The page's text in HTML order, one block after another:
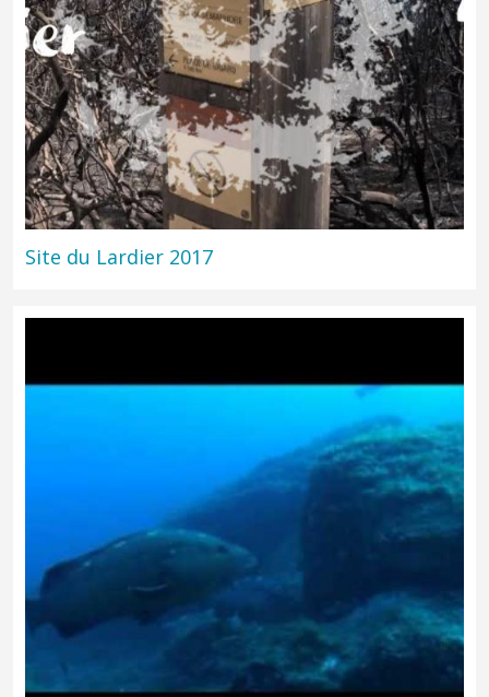
Site du Lardier 2017
Travaux de restauration du Cap Lardier à la suite des incendies